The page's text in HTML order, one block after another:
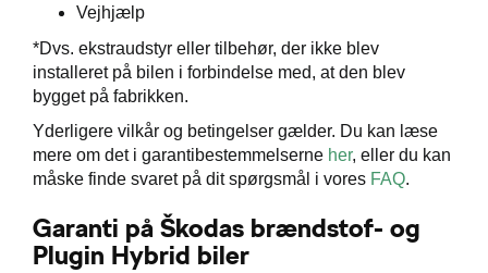
Vejhjælp
*Dvs. ekstraudstyr eller tilbehør, der ikke blev
installeret på bilen i forbindelse med, at den blev
bygget på fabrikken.
Yderligere vilkår og betingelser gælder. Du kan læse
mere om det i garantibestemmelserne her, eller du kan
måske finde svaret på dit spørgsmål i vores FAQ.
Garanti på Škodas brændstof- og
Plugin Hybrid biler